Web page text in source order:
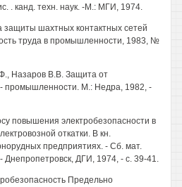
. канд. техн. наук. -М.: МГИ, 1974.
защиты шахтных контактных сетей
труда в промышленности, 1983, №
Назаров В.В. Защита от
промышленности. М.: Недра, 1982, -
повышения электробезопасности в
откатки. В кн.
предприятиях. - Сб. мат.
Днепропетровск, ДГИ, 1974, - с. 39-41.
Предельно